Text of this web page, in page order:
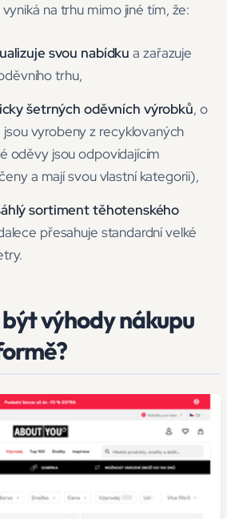
na trhu mimo jiné tím, že:
svou nabídku a zařazuje
trhu,
šetrných oděvních výrobků, o
jsou vyrobeny z recyklovaných
oděvy jsou odpovídajícím
a mají svou vlastní kategorii),
sortiment těhotenského
přesahuje standardní velké
výhody nákupu